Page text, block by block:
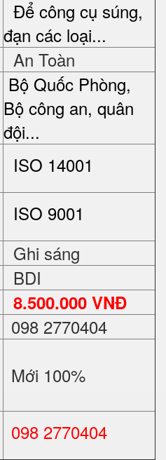
Để công cụ súng,
đạn các loại...
An Toàn
Bộ Quốc Phòng,
Bộ công an, quân
đội...
ISO 14001
ISO 9001
Ghi sáng
BDI
8.500.000 VNĐ
098 2770404
Mới 100%
098 2770404